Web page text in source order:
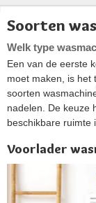
Soorten
Welk type
Een van de eerste
moet maken, is het
soorten
nadelen. De keuze
beschikbare ruimte
Voorlader